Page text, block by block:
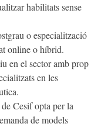
habilitats sense
o especialització
online o híbrid.
en el sector amb prop
en les
Cesif opta per la
de models